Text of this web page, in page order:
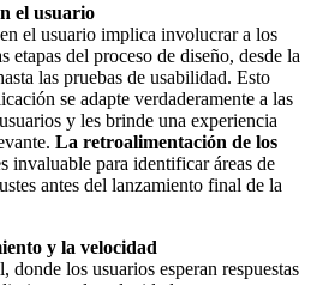
el usuario
el usuario implica involucrar a los
etapas del proceso de diseño, desde la
las pruebas de usabilidad. Esto
se adapte verdaderamente a las
y les brinde una experiencia
La retroalimentación de los
invaluable para identificar áreas de
antes del lanzamiento final de la
y la velocidad
donde los usuarios esperan respuestas